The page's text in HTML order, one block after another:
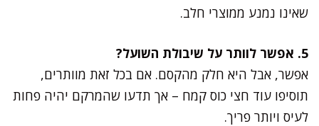
שאינו נמנע ממוצרי חלב.
5. אפשר לוותר על שיבולת השועל?
אפשר, אבל היא חלק מהקסם. אם בכל זאת מוותרים,
תוסיפו עוד חצי כוס קמח – אך תדעו שהמרקם יהיה פחות
לעיס ויותר פריך.